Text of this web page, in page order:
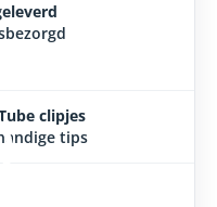
clipjes
tips